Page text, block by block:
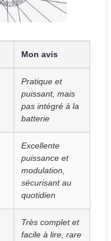
Mon avis
Pratique et
puissant, mais
pas intégré à la
batterie
Excellente
puissance et
modulation,
sécurisant au
quotidien
Très complet et
facile à lire, rare